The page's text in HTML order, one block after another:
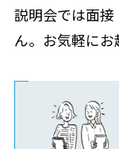
説明会では面
ん。お気軽にお